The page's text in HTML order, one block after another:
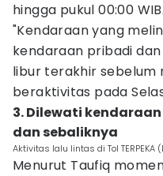
hingga pukul 00:00 WIB.
"Kendaraan yang
kendaraan pribadi
libur terakhir
beraktivitas pada
3. Dilewati
dan sebaliknya
Aktivitas lalu lintas di Tol TERPEKA
Menurut Taufiq